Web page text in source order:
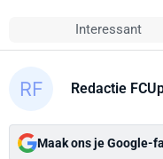
Interessant
Redactie
Maak ons je Google-